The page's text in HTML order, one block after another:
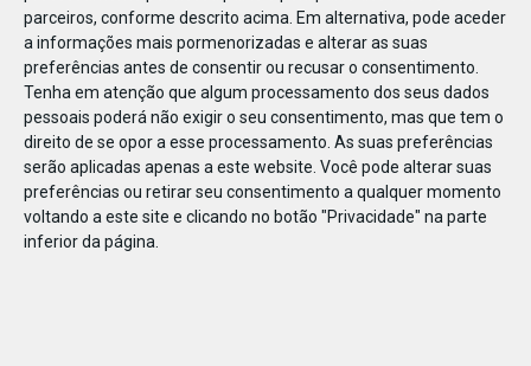
parceiros, conforme descrito acima. Em alternativa, pode aceder
a informações mais pormenorizadas e alterar as suas
preferências antes de consentir ou recusar o consentimento.
Tenha em atenção que algum processamento dos seus dados
pessoais poderá não exigir o seu consentimento, mas que tem o
direito de se opor a esse processamento. As suas preferências
serão aplicadas apenas a este website. Você pode alterar suas
preferências ou retirar seu consentimento a qualquer momento
voltando a este site e clicando no botão "Privacidade" na parte
inferior da página.
23590122491682